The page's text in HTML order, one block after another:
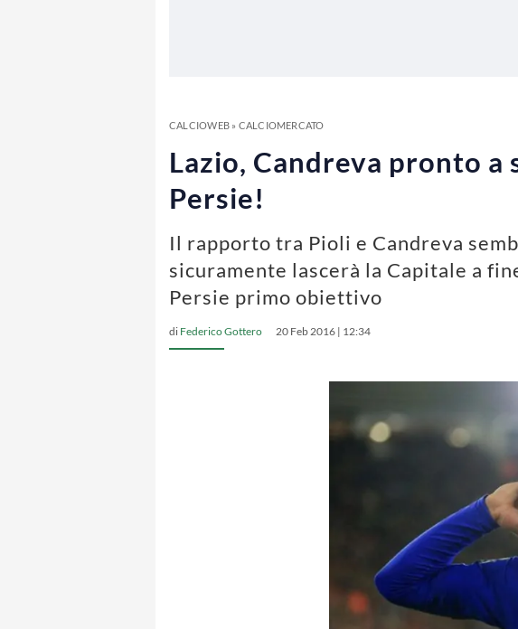
CALCIOWEB» CALCIOMERCATO
Lazio, Candreva pronto a
Persie!
Il rapporto tra Pioli e Candreva
sicuramente lascerà la Capitale a
Persie primo obiettivo
di Federico Gottero 20 Feb 2016 | 12:34